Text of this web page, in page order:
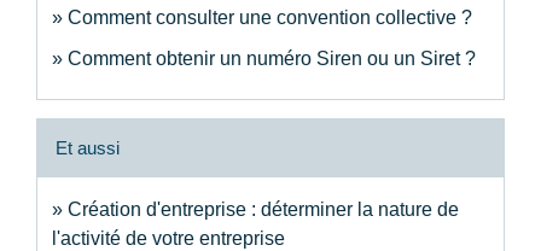
Comment consulter une convention collective ?
Comment obtenir un numéro Siren ou un Siret ?
Et aussi
Création d'entreprise : déterminer la nature de
l'activité de votre entreprise